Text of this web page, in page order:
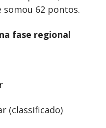
somou 62 pontos.
fase regional
(classificado)